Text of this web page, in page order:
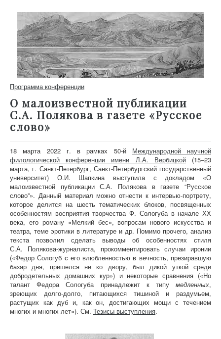
Программа конференции
О малоизвестной публикации
С.А. Полякова в газете «Русское
слово»
18 марта 2022 г. в рамках 50-й Международной научной
филологической конференции имени Л.А. Вербицкой(15–23
марта, г. Санкт-Петербург, Санкт-Петербургский государственный
университет) О.И. Шапкина выступила с докладом «О
малоизвестной публикации С.А. Полякова в газете “Русское
слово”». Данный материал можно отнести к интервью-портрету,
которое делится на шесть тематических блоков, посвященных
особенностям восприятия творчества Ф. Сологуба в начале ХХ
века, его роману «Мелкий бес», вопросам нового искусства и
театра, теме эротики в литературе и др. Помимо прочего, анализ
текста позволил сделать выводы об особенностях стиля
С.А. Полякова-журналиста, прокомментировать случаи иронии
(«Федор Сологуб с его влюбленностью в вечность, презиравшую
базар дня, пришелся не ко двору, был дикой уткой среди
добродетельных домашних кур») и некоторые сравнения («Но
талант Федора Сологуба принадлежит к типу медленных,
зреющих долго-долго, питающихся тишиной и раздумьем,
растущих как дуб и, как он, достигающих мощи с течением
многих и многих лет»). См. Тезисы выступления.